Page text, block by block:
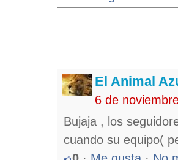
El Animal
6 de
Bujaja , los
cuando su equipo(